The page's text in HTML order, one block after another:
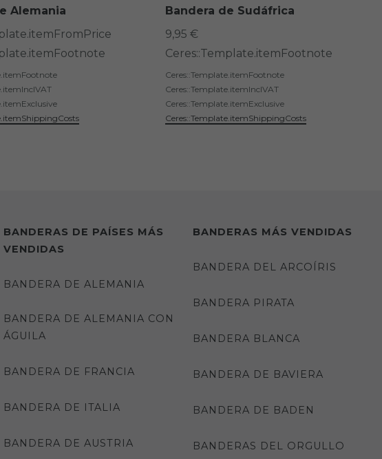
Alemania
Bandera de Sudáfrica
9,95 €
Ceres::Template.itemFootnote
Ceres::Template.itemFootnote
Ceres::Template.itemInclVAT
Ceres::Template.itemExclusive
Ceres::Template.itemShippingCosts
BANDERAS DE PAÍSES MÁS
VENDIDAS
BANDERA DE ALEMANIA
BANDERA DE ALEMANIA CON
ÁGUILA
BANDERA DE FRANCIA
BANDERA DE ITALIA
BANDERA DE AUSTRIA
BANDERAS MÁS VENDIDAS
BANDERA DEL ARCOÍRIS
BANDERA PIRATA
BANDERA BLANCA
BANDERA DE BAVIERA
BANDERA DE BADEN
BANDERAS DEL ORGULLO